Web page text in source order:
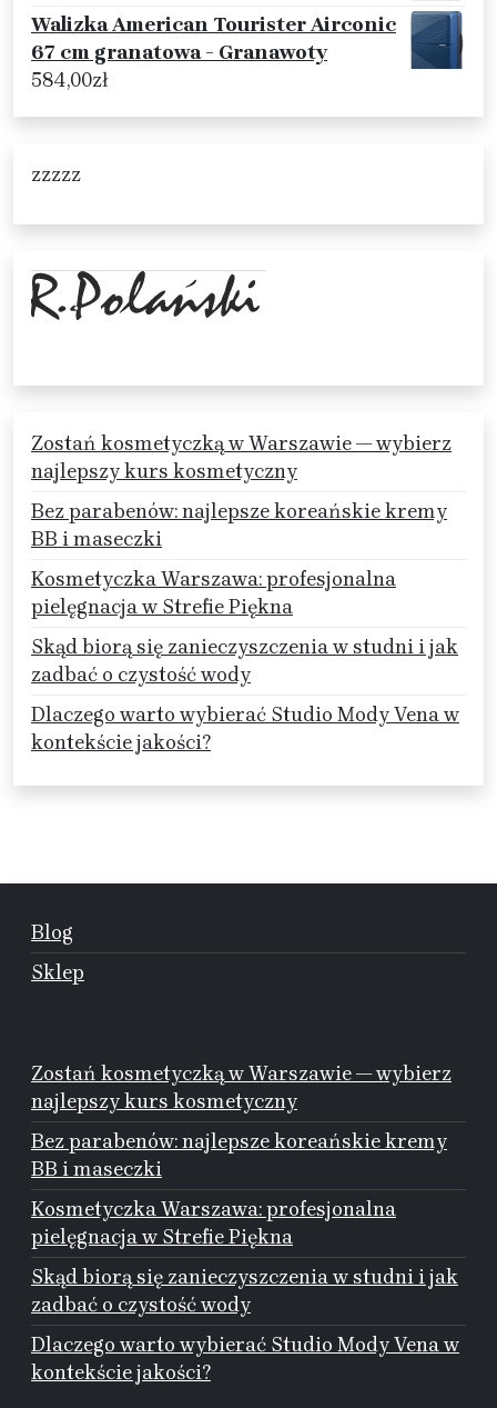
Walizka American Tourister Airconic
67 cm granatowa - Granawoty
584,00zł
zzzzz
Zostań kosmetyczką w Warszawie — wybierz
najlepszy kurs kosmetyczny
Bez parabenów: najlepsze koreańskie kremy
BB i maseczki
Kosmetyczka Warszawa: profesjonalna
pielęgnacja w Strefie Piękna
Skąd biorą się zanieczyszczenia w studni i jak
zadbać o czystość wody
Dlaczego warto wybierać Studio Mody Vena w
kontekście jakości?
Blog
Sklep
Zostań kosmetyczką w Warszawie — wybierz
najlepszy kurs kosmetyczny
Bez parabenów: najlepsze koreańskie kremy
BB i maseczki
Kosmetyczka Warszawa: profesjonalna
pielęgnacja w Strefie Piękna
Skąd biorą się zanieczyszczenia w studni i jak
zadbać o czystość wody
Dlaczego warto wybierać Studio Mody Vena w
kontekście jakości?